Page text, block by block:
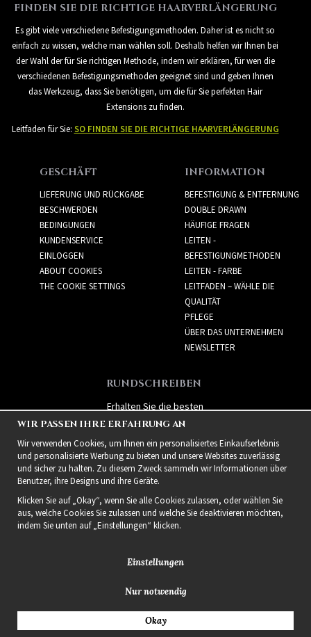
FINDEN SIE DIE RICHTIGE HAARVERLÄNGERUNG
Es gibt viele verschiedene Befestigungsmethoden. Daher ist es nicht so
einfach zu wissen, welche man wählen soll. Deshalb helfen wir Ihnen bei
der Wahl der für Sie richtigen Methode, indem wir erklären, für wen die
verschiedenen Befestigungsmethoden geeignet sind und geben Ihnen
das Werkzeug, dass Sie benötigen, um die für Sie perfekten Hair
Extensions zu finden.
Leitfaden für Sie: SO FINDEN SIE DIE RICHTIGE HAARVERLÄNGERUNG
GESCHÄFT
LIEFERUNG UND RÜCKGABE
BESCHWERDEN
BEDINGUNGEN
KUNDENSERVICE
EINLOGGEN
ABOUT COOKIES
THE COOKIE SETTINGS
INFORMATION
BEFESTIGUNG & ENTFERNUNG
DOUBLE DRAWN
HÄUFIGE FRAGEN
LEITEN -
BEFESTIGUNGMETHODEN
LEITEN - FARBE
LEITFADEN – WÄHLE DIE
QUALITÄT
PFLEGE
ÜBER DAS UNTERNEHMEN
NEWSLETTER
RUNDSCHREIBEN
Erhalten Sie die besten
Angebote und spannende
neue Produkte!
2021 Delightful Hair
WIR PASSEN IHRE ERFAHRUNG AN
Wir verwenden Cookies, um Ihnen ein personalisiertes Einkaufserlebnis
und personalisierte Werbung zu bieten und unsere Websites zuverlässig
und sicher zu halten. Zu diesem Zweck sammeln wir Informationen über
Benutzer, ihre Designs und ihre Geräte.
Klicken Sie auf „Okay“, wenn Sie alle Cookies zulassen, oder wählen Sie
aus, welche Cookies Sie zulassen und welche Sie deaktivieren möchten,
indem Sie unten auf „Einstellungen“ klicken.
Einstellungen
Nur notwendig
Okay